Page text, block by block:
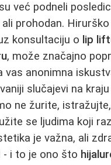
već podneli
prohodan.
konsultaciju o lip
, može značajno
vas anonimna
slučajevi na
ne žurite,
se ljudima koji
je važna, ali
- i to je ono što